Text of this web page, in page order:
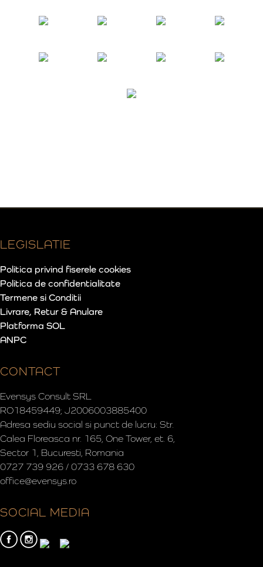
LEGISLATIE
Politica privind fiserele cookies
Politica de confidentialitate
Termene si Conditii
Livrare, Retur & Anulare
Platforma SOL
ANPC
CONTACT
Evensys Consult SRL
RO18459449; J2006003885400
Adresa sediu social si punct de lucru: Str.
Calea Floreasca nr. 165, One Tower, et. 6,
Sector 1, Bucuresti, Romania
0727 739 926 / 0733 678 630
office@evensys.ro
SOCIAL MEDIA